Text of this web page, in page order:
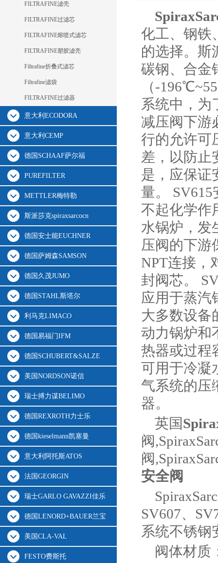
FILTRAFINE滤壳
FILTRAFINE过滤芯
FILTRAFINE熔喷式滤芯
FILTRAFINE塑胶滤壳
Filtrafine折叠式滤芯
Filtrafine滤袋
FILTRAFINE过滤器
意大利ECODORA
意大利CEMP
德国SCHAAF萨尔福
PUREFILTER
METTLER梅特勒
斯派莎克spiraxsarcocn
德国安士能EUCHNER
德国萨姆森SAMSON
德国久茂JUMO
德国STAHL斯塔尔
利马克LIMACO
德国易福门IFM
德国SCHUBERT&SALZE
美国NORDSON诺信
瑞士搏力谋BELIMO
德国REXROTH力士乐
德国kieselmann凯塞曼
意大利阿托斯ATOS
法国GEORGIN
瑞士GARLO GAVAZZI佳乐
德国LENORD+BAUER兰宝
美国CLA-VAL
FESTO费斯托
化工、钢铁
的选择。斯
碳钢、合金
（-
系统中，为
减压阀下游
行的允许可
差，以防止
是，应保证
量。
不起化学作
水锅炉，发
压阀的下游
NPT连接，
封阀芯。
应用于蒸汽
大多数设备
动力锅炉和
热器或过程
可用于冷凝
气系统的压
器。
英国
阀
阀
安全阀
SV607、
系统不锈钢
阀体材质